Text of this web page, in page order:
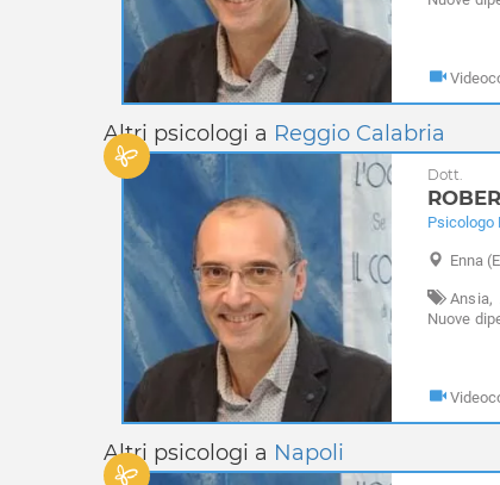
Altri psicologi a Reggio Calabria
Dott.
Psicologo
Enna
Ansia,
Nuove
Altri psicologi a Napoli